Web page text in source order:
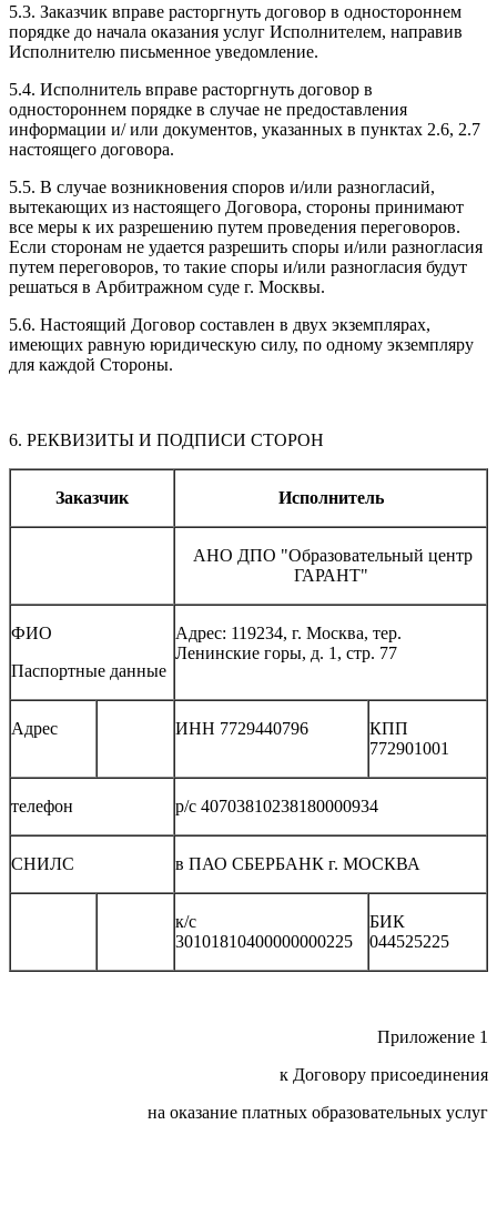
5.3. Заказчик вправе расторгнуть договор в одностороннем
порядке до начала оказания услуг Исполнителем, направив
Исполнителю письменное уведомление.
5.4. Исполнитель вправе расторгнуть договор в
одностороннем порядке в случае не предоставления
информации и/ или документов, указанных в пунктах 2.6, 2.7
настоящего договора.
5.5. В случае возникновения споров и/или разногласий,
вытекающих из настоящего Договора, стороны принимают
все меры к их разрешению путем проведения переговоров.
Если сторонам не удается разрешить споры и/или разногласия
путем переговоров, то такие споры и/или разногласия будут
решаться в Арбитражном суде г. Москвы.
5.6. Настоящий Договор составлен в двух экземплярах,
имеющих равную юридическую силу, по одному экземпляру
для каждой Стороны.
6. РЕКВИЗИТЫ И ПОДПИСИ СТОРОН
Заказчик Исполнитель
АНО ДПО "Образовательный центр
ГАРАНТ"
ФИО
Паспортные данные
Адрес: 119234, г. Москва, тер.
Ленинские горы, д. 1, стр. 77
Адрес ИНН 7729440796
КПП
772901001
телефон р/с 40703810238180000934
СНИЛС в ПАО СБЕРБАНК г. МОСКВА
к/с
30101810400000000225
БИК
044525225
Приложение 1
к Договору присоединения
на оказание платных образовательных услуг